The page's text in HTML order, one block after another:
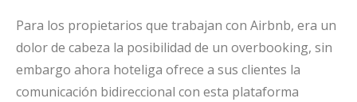
Para los propietarios que trabajan con Airbnb, era un
dolor de cabeza la posibilidad de un overbooking, sin
embargo ahora hoteliga ofrece a sus clientes la
comunicación bidireccional con esta plataforma